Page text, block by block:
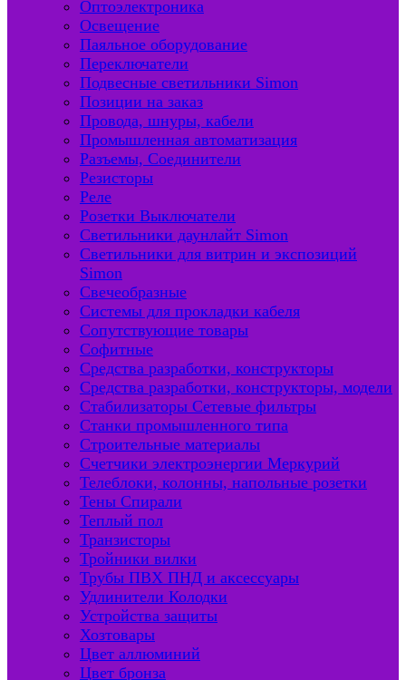
Оптоэлектроника
Освещение
Паяльное оборудование
Переключатели
Подвесные светильники Simon
Позиции на заказ
Провода, шнуры, кабели
Промышленная автоматизация
Разъемы, Соединители
Резисторы
Реле
Розетки Выключатели
Светильники даунлайт Simon
Светильники для витрин и экспозиций
Simon
Свечеобразные
Системы для прокладки кабеля
Сопутствующие товары
Софитные
Средства разработки, конструкторы
Средства разработки, конструкторы, модели
Стабилизаторы Сетевые фильтры
Станки промышленного типа
Строительные материалы
Счетчики электроэнергии Меркурий
Телеблоки, колонны, напольные розетки
Тены Спирали
Теплый пол
Транзисторы
Тройники вилки
Трубы ПВХ ПНД и аксессуары
Удлинители Колодки
Устройства защиты
Хозтовары
Цвет аллюминий
Цвет бронза